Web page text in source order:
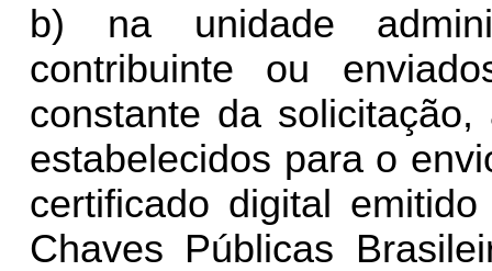
b) na unidade
contribuinte ou
constante da
estabelecidos para o
certificado digital
Chaves Públicas